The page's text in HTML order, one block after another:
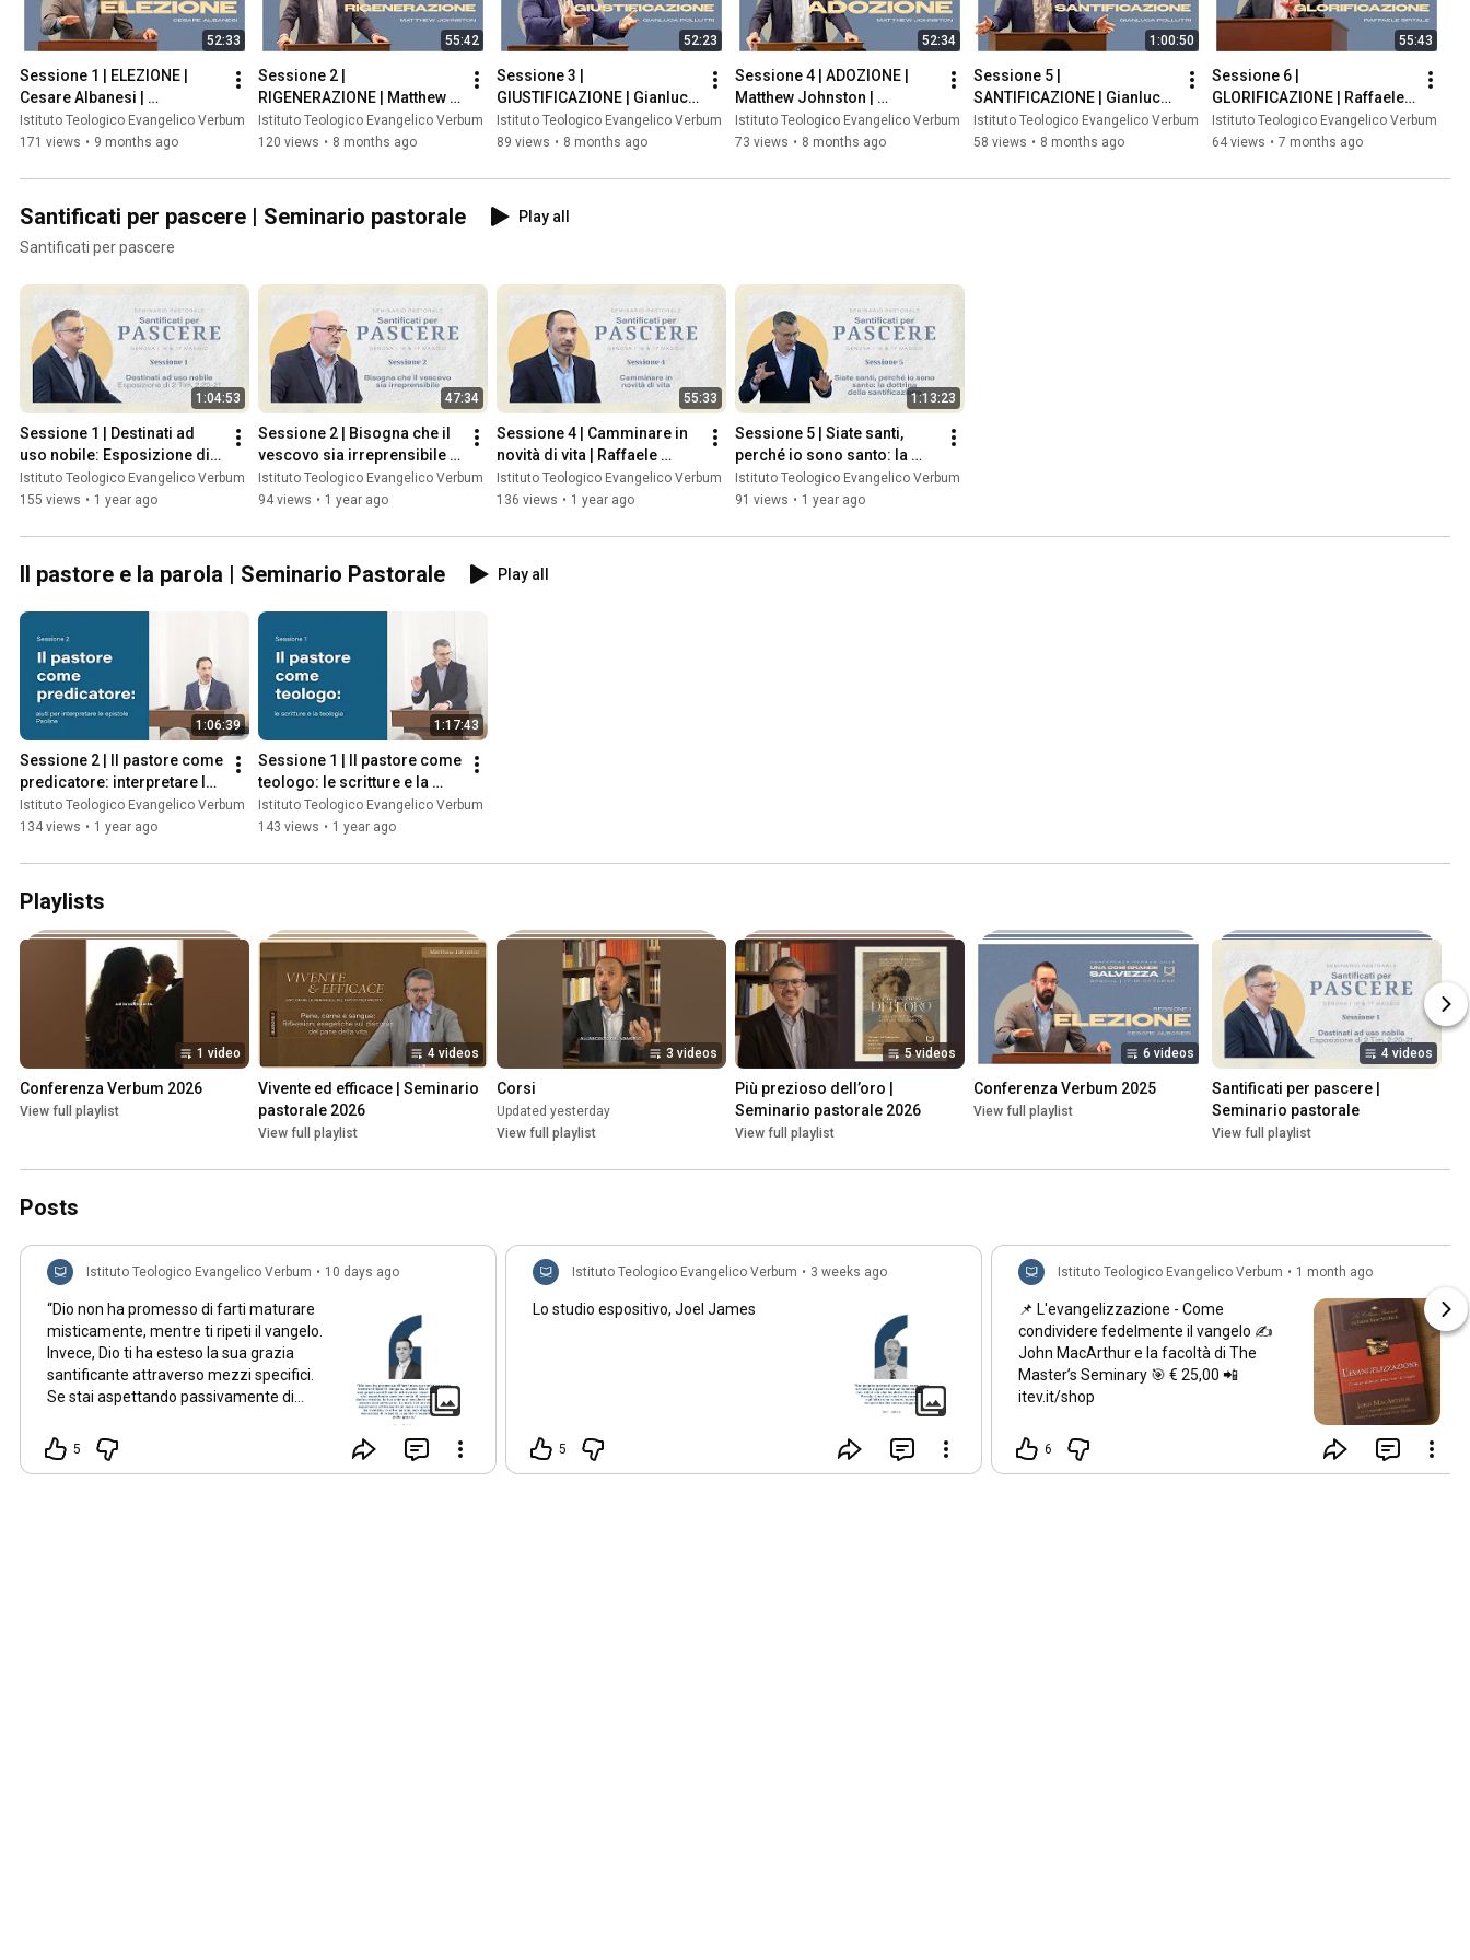
52:33
Sessione 1 | ELEZIONE |
Cesare Albanesi |
Conferenza Verbum 2025
Istituto Teologico Evangelico Verbum
171 views • 9 months ago
55:42
Sessione 2 |
RIGENERAZIONE | Matthew
Johnston | Conferenza
Verbum 2025
Istituto Teologico Evangelico Verbum
120 views • 8 months ago
52:23
Sessione 3 |
GIUSTIFICAZIONE | Gianluca
Pollutri | Conferenza
Verbum 2025
Istituto Teologico Evangelico Verbum
89 views • 8 months ago
52:34
Sessione 4 | ADOZIONE |
Matthew Johnston |
Conferenza Verbum 2025
Istituto Teologico Evangelico Verbum
73 views • 8 months ago
1:00:50
Sessione 5 |
SANTIFICAZIONE | Gianluca
Pollutri | Conferenza
Verbum 2025
Istituto Teologico Evangelico Verbum
58 views • 8 months ago
55:43
Sessione 6 |
GLORIFICAZIONE | Raffaele
Spitale | Conferenza
Verbum 2025
Istituto Teologico Evangelico Verbum
64 views • 7 months ago
Santificati per pascere | Seminario pastorale
Play all
Santificati per pascere
1:04:53
Sessione 1 | Destinati ad
uso nobile: Esposizione di 2
Tim. 2:20-21 | Matthew
Johnston
Istituto Teologico Evangelico Verbum
155 views • 1 year ago
47:34
Sessione 2 | Bisogna che il
vescovo sia irreprensibile |
Marco Albanesi
Istituto Teologico Evangelico Verbum
94 views • 1 year ago
55:33
Sessione 4 | Camminare in
novità di vita | Raffaele
Spitale
Istituto Teologico Evangelico Verbum
136 views • 1 year ago
1:13:23
Sessione 5 | Siate santi,
perché io sono santo: la
dottrina della santificazione
| Matthew Johnston
Istituto Teologico Evangelico Verbum
91 views • 1 year ago
Il pastore e la parola | Seminario Pastorale Play all
1:06:39
Sessione 2 | Il pastore come
predicatore: interpretare le
epistole Paoline | Raffaele
Spitale
Istituto Teologico Evangelico Verbum
134 views • 1 year ago
1:17:43
Sessione 1 | Il pastore come
teologo: le scritture e la
teologia | Matthew Johnston
Istituto Teologico Evangelico Verbum
143 views • 1 year ago
Playlists
1 video
Conferenza Verbum 2026
View full playlist
4 videos
Vivente ed efficace | Seminario
pastorale 2026
View full playlist
3 videos
Corsi
Updated yesterday
View full playlist
5 videos
Più prezioso dell’oro |
Seminario pastorale 2026
View full playlist
6 videos
Conferenza Verbum 2025
View full playlist
4 videos
Santificati per pascere |
Seminario pastorale
View full playlist
Posts
Istituto Teologico Evangelico Verbum • 10 days ago
“Dio non ha promesso di farti maturare
misticamente, mentre ti ripeti il vangelo.
Invece, Dio ti ha esteso la sua grazia
santificante attraverso mezzi specifici.
Se stai aspettando passivamente di
anima si seccherà molto prima di essere
mai rafforzata. La maturità arriva
5
Istituto Teologico Evangelico Verbum • 3 weeks ago
Lo studio espositivo, Joel James
5
Istituto Teologico Evangelico Verbum • 1 month ago
📌 L'evangelizzazione - Come
condividere fedelmente il vangelo ✍
John MacArthur e la facoltà di The
Master’s Seminary 🎯 € 25,00 📲
itev.it/shop
6